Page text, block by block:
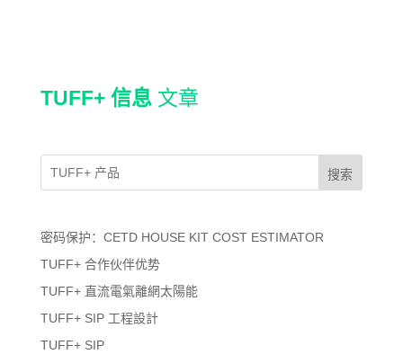
TUFF+ 信息文章
搜索
密码保护：CETD HOUSE KIT COST ESTIMATOR
TUFF+ 合作伙伴优势
TUFF+ 直流電氣離網太陽能
TUFF+ SIP 工程設計
TUFF+ SIP